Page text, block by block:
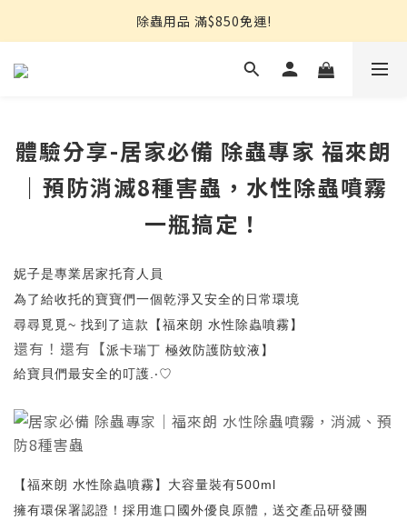
熱銷推薦⭐強效小蟑螂凝膠↘︎499
除蟲用品 滿$850免運!
熱銷推薦⭐強效小蟑螂凝膠↘︎499
體驗分享-居家必備 除蟲專家 福來朗
｜預防消滅8種害蟲，水性除蟲噴霧
一瓶搞定！
妮子是專業居家托育人員
為了給收托的寶寶們一個乾淨又安全的日常環境
尋尋覓覓~ 找到了這款【福來朗 水性除蟲噴霧】
還有！還有【派卡瑞丁 極效防護防蚊液】
給寶貝們最安全的叮護.‧♡
【福來朗 水性除蟲噴霧】大容量裝有500ml
擁有環保署認證！採用進口國外優良原體，送交產品研發團